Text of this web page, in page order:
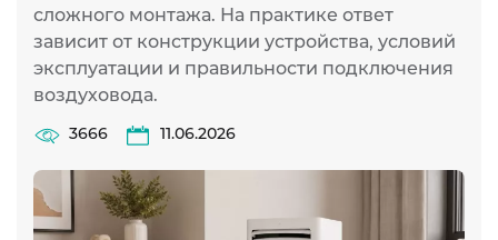
сложного монтажа. На практике ответ
зависит от конструкции устройства, условий
эксплуатации и правильности подключения
воздуховода.
3666 11.06.2026